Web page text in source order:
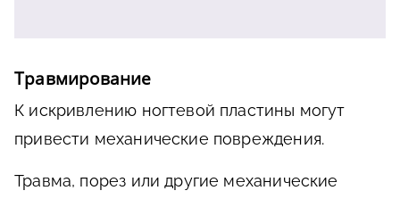
Травмирование
К искривлению ногтевой пластины могут
привести механические повреждения.
Травма, порез или другие механические